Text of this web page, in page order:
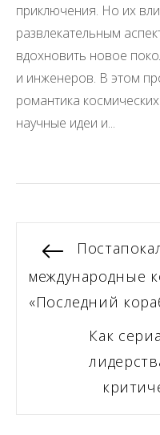
приключения. Но их
развлекательным
вдохновить новое
и инженеров. В этом
романтика
научные идеи и...
Навигация
по
записям
Previous
post:
международные
«Последний
Next
post:
Как